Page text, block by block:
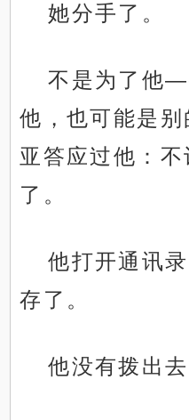
她分手了。
不是为了他
他，也可能是
亚答应过他：不
了。
他打开通讯
存了。
他没有拨出去